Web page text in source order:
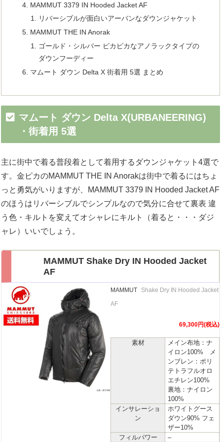
MAMMUT 3379 IN Hooded Jacket AF
リバーシブルが面白いアーバンなダウンジャケット
MAMMUT THE IN Anorak
ゴールド・シルバー ピカピカなアノラックタイプの
ダウンフーディー
マムート ダウン Delta X 街着用 5選 まとめ
マムート ダウン Delta X(URBANEERING)
・街着用 5選
主に街中で着る普段着として着用するダウンジャケット4選で
す。金ピカのMAMMUT THE IN Anorakは街中で着るにはちょ
っと勇気がいりますが、MAMMUT 3379 IN Hooded Jacket AF
のほうはリバーシブルでシンプルなので気分に合せて裏表 違
う色・キルトを変えてオシャレにキルト（着ると・・・ダジ
ャレ）いいでしょう。
MAMMUT Shake Dry IN Hooded Jacket
AF
MAMMUT
Shake Dry IN Hooded Jacket
AF
69,300円(税込)
素材
メイン布地：ナ
イロン100% メ
ンブレン：ポリ
テトラフルオロ
エチレン100%
裏地：ナイロン
100%
インサレーショ
ン
ホワイトグース
ダウン90% フェ
ザー10%
フィルパワー
–